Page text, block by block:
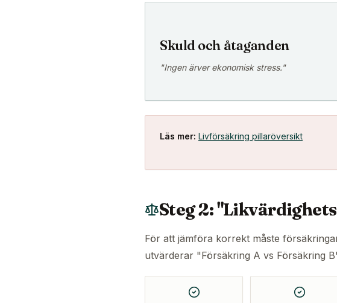
Skuld och åtaganden
"Ingen ärver ekonomisk stress."
Läs mer: Livförsäkring pillaröversikt
Steg 2:
För att jämföra korrekt måste
utvärderar "Försäkring A vs Försäkring